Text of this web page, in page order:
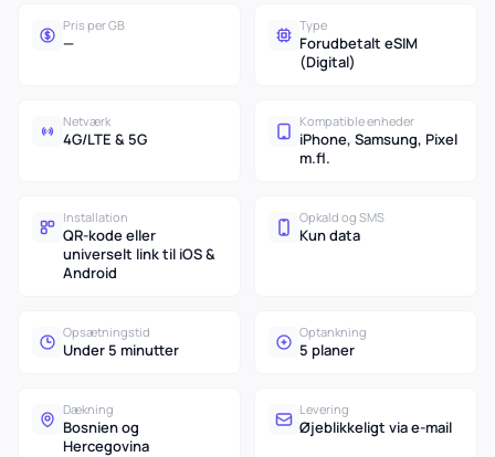
Pris per GB
—
Type
Forudbetalt eSIM
(Digital)
Netværk
4G/LTE & 5G
Kompatible enheder
iPhone, Samsung, Pixel
m.fl.
Installation
QR-kode eller
universelt link til iOS &
Android
Opkald og SMS
Kun data
Opsætningstid
Under 5 minutter
Optankning
5 planer
Dækning
Bosnien og
Hercegovina
Levering
Øjeblikkeligt via e-mail